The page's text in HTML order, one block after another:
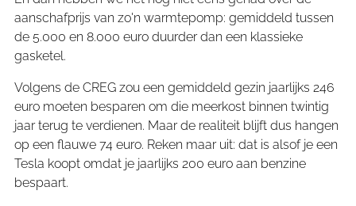
aanschafprijs van zo'n warmtepomp: gemiddeld tussen
de 5.000 en 8.000 euro duurder dan een klassieke
gasketel.
Volgens de CREG zou een gemiddeld gezin jaarlijks 246
euro moeten besparen om die meerkost binnen twintig
jaar terug te verdienen. Maar de realiteit blijft dus hangen
op een flauwe 74 euro. Reken maar uit: dat is alsof je een
Tesla koopt omdat je jaarlijks 200 euro aan benzine
bespaart.